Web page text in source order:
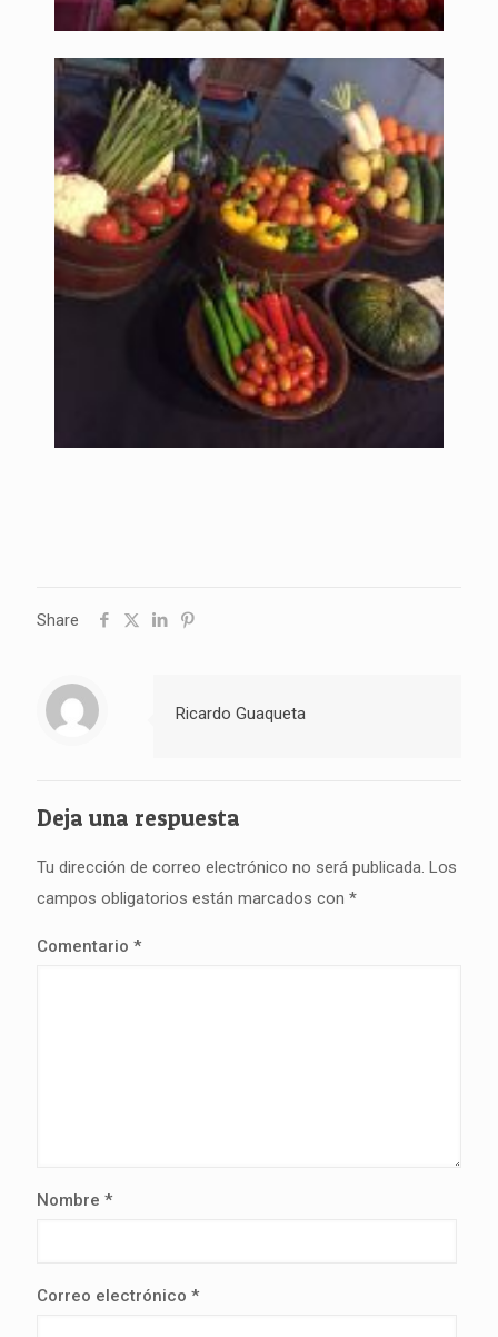
Share
Ricardo Guaqueta
Deja una respuesta
Tu dirección de correo electrónico no será publicada. Los
campos obligatorios están marcados con *
Comentario *
Nombre *
Correo electrónico *